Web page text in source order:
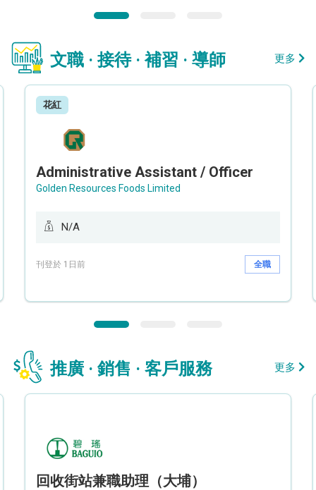
文職 · 接待 · 補習 · 導師 更多
花紅
Administrative Assistant / Officer
Golden Resources Foods Limited
N/A
刊登於 1日前 全職
推廣 · 銷售 · 客戶服務 更多
回收街站兼職助理（大埔）